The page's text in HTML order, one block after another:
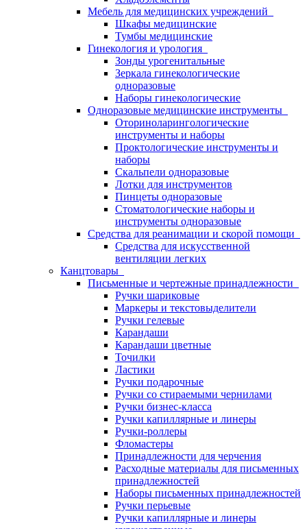
Мебель для медицинских учреждений
Шкафы медицинские
Тумбы медицинские
Гинекология и урология
Зонды урогенитальные
Зеркала гинекологические
одноразовые
Наборы гинекологические
Одноразовые медицинские инструменты
Оториноларингологические
инструменты и наборы
Проктологические инструменты и
наборы
Скальпели одноразовые
Лотки для инструментов
Пинцеты одноразовые
Стоматологические наборы и
инструменты одноразовые
Средства для реанимации и скорой помощи
Средства для искусственной
вентиляции легких
Канцтовары
Письменные и чертежные принадлежности
Ручки шариковые
Маркеры и текстовыделители
Ручки гелевые
Карандаши
Карандаши цветные
Точилки
Ластики
Ручки подарочные
Ручки со стираемыми чернилами
Ручки бизнес-класса
Ручки капиллярные и линеры
Ручки-роллеры
Фломастеры
Принадлежности для черчения
Расходные материалы для письменных
принадлежностей
Наборы письменных принадлежностей
Ручки перьевые
Ручки капиллярные и линеры